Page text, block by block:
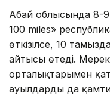
Абай облысында 8-
100 miles»
өткізілсе, 10
айтысы өтеді.
орталықтарымен
ауылдарды да